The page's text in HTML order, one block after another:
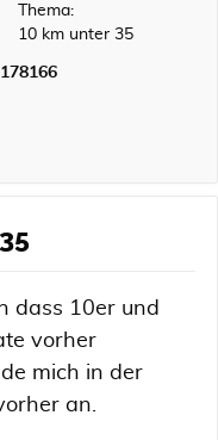
Thema:
10 km unter 35
178166
dass 10er und
vorher
mich in der
an.